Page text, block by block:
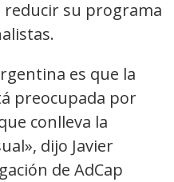
su programa
es que la
preocupada por
conlleva la
dijo Javier
de AdCap